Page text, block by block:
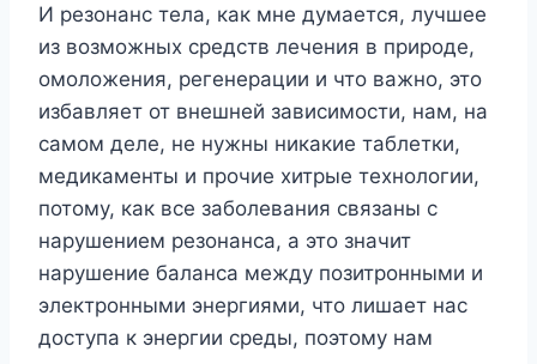
И резонанс тела, как мне думается, лучшее
из возможных средств лечения в природе,
омоложения, регенерации и что важно, это
избавляет от внешней зависимости, нам, на
самом деле, не нужны никакие таблетки,
медикаменты и прочие хитрые технологии,
потому, как все заболевания связаны с
нарушением резонанса, а это значит
нарушение баланса между позитронными и
электронными энергиями, что лишает нас
доступа к энергии среды, поэтому нам